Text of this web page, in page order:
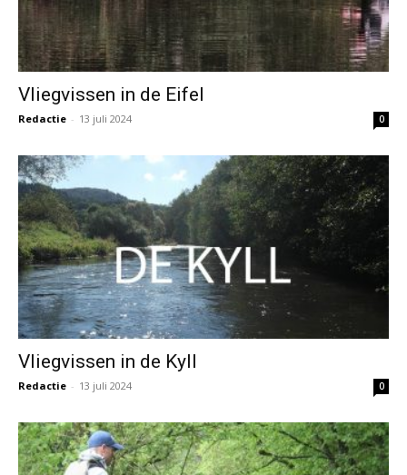
Vliegvissen in de Eifel
Redactie - 13 juli 2024 0
Vliegvissen in de Kyll
Redactie - 13 juli 2024 0